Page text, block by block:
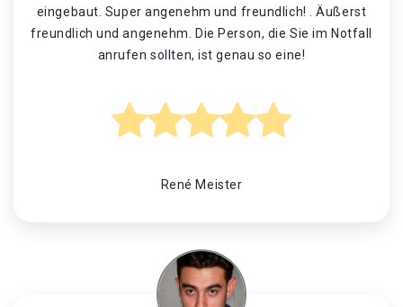
eingebaut. Super angenehm und freundlich! . Äußerst
freundlich und angenehm. Die Person, die Sie im Notfall
anrufen sollten, ist genau so eine!
René Meister